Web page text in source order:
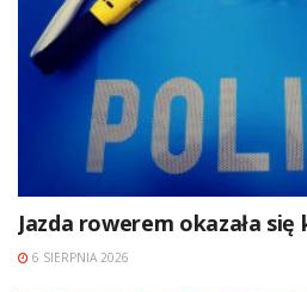
Jazda rowerem okazała
6 SIERPNIA 2026